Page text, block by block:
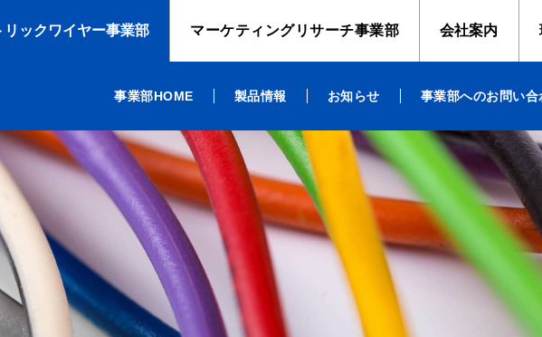
リックワイヤー事業部
事業部HOME 製品情報 お知らせ 事業部へのお問い合
マーケティングリサーチ事業部 会社案内
沿革 行動規範 品質方針 健康企業宣言 パートナーシップ構築
環境方針 各拠点での取り組み ISO14001認証取得 お客様から
エレクトリックワイヤー事業部 マーケティングリサーチ事業